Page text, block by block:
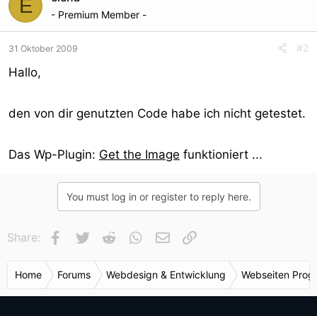
E - Premium Member -
31 Oktober 2009 #2
Hallo,
den von dir genutzten Code habe ich nicht getestet.
Das Wp-Plugin: Get the Image funktioniert ...
You must log in or register to reply here.
Share: Facebook
Twitter Reddit WhatsApp
E-Mail
Home Forums Webdesign & Entwicklung Webseiten